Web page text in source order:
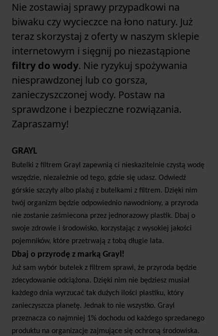
Nie zostawiaj sprawy przypadkowi na
biwaku czy wycieczce na łono natury. Już
teraz skorzystaj z oferty w naszym sklepie
internetowym i sięgnij po niezastąpione
filtry do wody. Nie ryzykuj spożywania
niesprawdzonej lub co gorsza,
zanieczyszczonej wody. Postaw na
sprawdzone i bezpieczne rozwiązania.
Zapraszamy!
GRAYL
Butelki z filtrem Grayl zapewnią ci nieskazitelnie czystą wodę
wszędzie, niezależnie od tego, gdzie się udasz. Odwiedź
górskie szczyty albo plażuj z butelkami z filtrem. Dzięki nim
twój organizm będzie odpowiednio nawodniony, a przyroda
nie zostanie zaśmiecona przez jednorazowy plastik. Dbaj o
swoje zdrowie i środowisko, korzystając z wysokiej jakości
pojemników, które przetrwają z tobą długie lata.
Dbaj o przyrodę z marką Grayl!
Już sam wybór butelek z filtrem sprawi, że przyroda będzie
zdecydowanie odciążona. Dzięki nim nie będziesz musiał
każdego dnia wyrzucać tak dużych ilości plastiku, który
zanieczyszcza planetę. Jednak to nie wszystko. Grayl
przeznacza co najmniej 1% dochodu od każdego sprzedanego
produktu na organizacje zajmujące się ochroną środowiska.